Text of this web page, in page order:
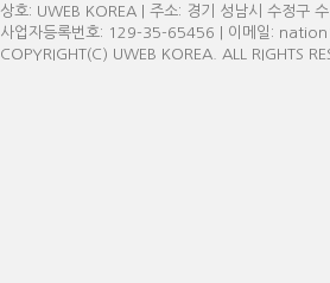
상호: UWEB KOREA | 주소: 경기 성남시 수정
사업자등록번호: 129-35-65456 | 이메일:
COPYRIGHT(C) UWEB KOREA. ALL RIGHTS